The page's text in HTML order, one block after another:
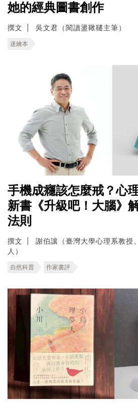
她的經典圖書創作
撰文 吳文君（閱讀盪鞦韆主筆）
迷繪本
手機成癮該怎麼戒？心
新書《升級吧！大腦》
法則
撰文
謝伯讓（臺灣大學心理系教授
人）
自然科普 作家書評